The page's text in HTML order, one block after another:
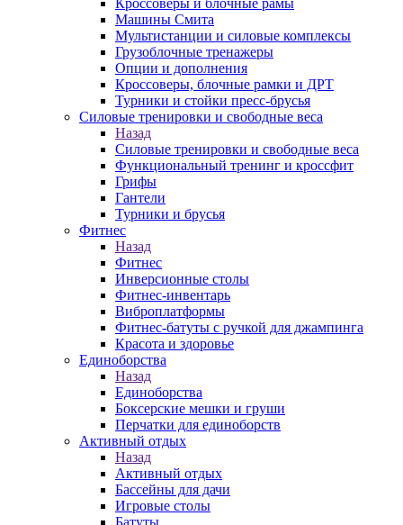
Кроссоверы и блочные рамы
Машины Смита
Мультистанции и силовые комплексы
Грузоблочные тренажеры
Опции и дополнения
Кроссоверы, блочные рамки и ДРТ
Турники и стойки пресс-брусья
Силовые тренировки и свободные веса
Назад
Силовые тренировки и свободные веса
Функциональный тренинг и кроссфит
Грифы
Гантели
Турники и брусья
Фитнес
Назад
Фитнес
Инверсионные столы
Фитнес-инвентарь
Виброплатформы
Фитнес-батуты с ручкой для джампинга
Красота и здоровье
Единоборства
Назад
Единоборства
Боксерские мешки и груши
Перчатки для единоборств
Активный отдых
Назад
Активный отдых
Бассейны для дачи
Игровые столы
Батуты